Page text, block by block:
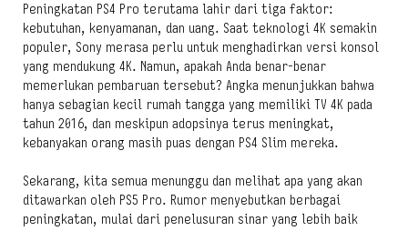
Peningkatan PS4 Pro terutama lahir dari tiga faktor:
kebutuhan, kenyamanan, dan uang. Saat teknologi 4K semakin
populer, Sony merasa perlu untuk menghadirkan versi konsol
yang mendukung 4K. Namun, apakah Anda benar-benar
memerlukan pembaruan tersebut? Angka menunjukkan bahwa
hanya sebagian kecil rumah tangga yang memiliki TV 4K pada
tahun 2016, dan meskipun adopsinya terus meningkat,
kebanyakan orang masih puas dengan PS4 Slim mereka.
Sekarang, kita semua menunggu dan melihat apa yang akan
ditawarkan oleh PS5 Pro. Rumor menyebutkan berbagai
peningkatan, mulai dari penelusuran sinar yang lebih baik